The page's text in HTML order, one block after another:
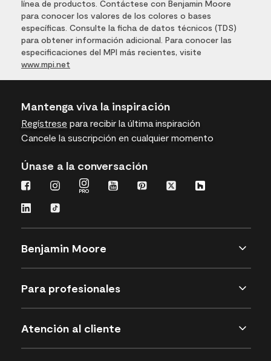
línea de productos. Contáctese con Benjamin Moore
para conocer los valores de los colores o bases
específicas. Consulte la ficha de datos técnicos (TDS)
para obtener información adicional. Para conocer las
especificaciones del MPI más recientes, visite
www.mpi.net
Mantenga viva la inspiración
Regístrese para recibir la última inspiración
Cancele la suscripción en cualquier momento
Únase a la conversación
Benjamin Moore
Para profesionales
Atención al cliente